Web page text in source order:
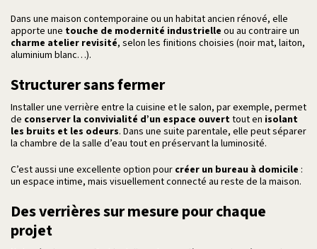
Dans une maison contemporaine ou un habitat ancien rénové, elle
apporte une touche de modernité industrielle ou au contraire un
charme atelier revisité, selon les finitions choisies (noir mat, laiton,
aluminium blanc…).
Structurer sans fermer
Installer une verrière entre la cuisine et le salon, par exemple, permet
de conserver la convivialité d’un espace ouverttout en isolant
les bruits et les odeurs. Dans une suite parentale, elle peut séparer
la chambre de la salle d’eau tout en préservant la luminosité.
C’est aussi une excellente option pour créer un bureau à domicile :
un espace intime, mais visuellement connecté au reste de la maison.
Des verrières sur mesure pour chaque
projet